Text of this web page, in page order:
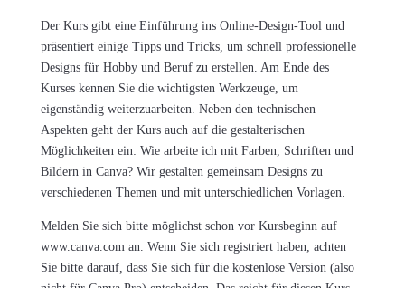
Der Kurs gibt eine Einführung ins Online-Design-Tool und
präsentiert einige Tipps und Tricks, um schnell professionelle
Designs für Hobby und Beruf zu erstellen. Am Ende des
Kurses kennen Sie die wichtigsten Werkzeuge, um
eigenständig weiterzuarbeiten. Neben den technischen
Aspekten geht der Kurs auch auf die gestalterischen
Möglichkeiten ein: Wie arbeite ich mit Farben, Schriften und
Bildern in Canva? Wir gestalten gemeinsam Designs zu
verschiedenen Themen und mit unterschiedlichen Vorlagen.
Melden Sie sich bitte möglichst schon vor Kursbeginn auf
www.canva.com an. Wenn Sie sich registriert haben, achten
Sie bitte darauf, dass Sie sich für die kostenlose Version (also